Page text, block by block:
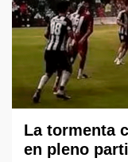
La tormenta
en pleno